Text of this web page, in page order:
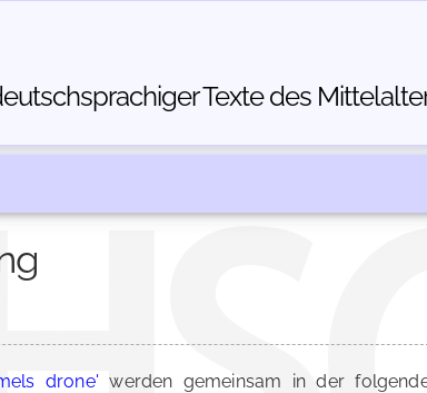
Texte des
drone' werden gemeinsam in der